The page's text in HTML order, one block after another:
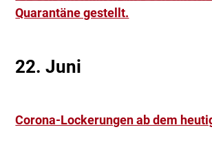
Quarantäne gestellt.
22. Juni
Corona-Lockerungen ab dem